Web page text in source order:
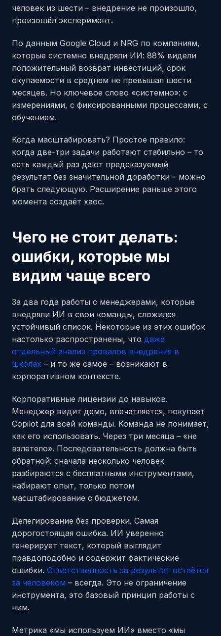
человек из шести – внедрение не произошло,
произошёл эксперимент.
По данным Google Cloud и NRG по компаниям,
которые системно внедряли ИИ: 88% видели
положительный возврат инвестиций, срок
окупаемости в среднем не превышал шести
месяцев. Но ключевое слово «системно»: с
измерениями, с фиксированными процессами, с
обучением.
Когда масштабировать? Простое правило:
когда две-три задачи работают стабильно – то
есть каждый раз дают предсказуемый
результат без значительной доработки – можно
брать следующую. Расширение раньше этого
момента создаёт хаос.
Чего не стоит делать:
ошибки, которые мы
видим чаще всего
За два года работы с менеджерами, которые
внедряли ИИ в свои команды, сложился
устойчивый список. Некоторые из этих ошибок
настолько распространены, что даже
отдельный анализ провалов внедрения в
школах – и то же самое – возникают в
корпоративном контексте.
Корпоративные лицензии до навыков.
Менеджер видит демо, впечатляется, покупает
Copilot для всей команды. Команда не понимает,
как его использовать. Через три месяца – «не
взлетело». Последовательность должна быть
обратной: сначала несколько человек
разбираются с бесплатными инструментами,
набирают опыт, только потом
масштабирование с бюджетом.
Делегирование без проверки. Самая
дорогостоящая ошибка. ИИ уверенно
генерирует текст, который выглядит
правдоподобно и содержит фактические
ошибки. Ответственность за результат остаётся
за человеком – всегда. Это не ограничение
инструмента, это базовый принцип работы с
ним.
Метрика «мы используем ИИ» вместо «мы